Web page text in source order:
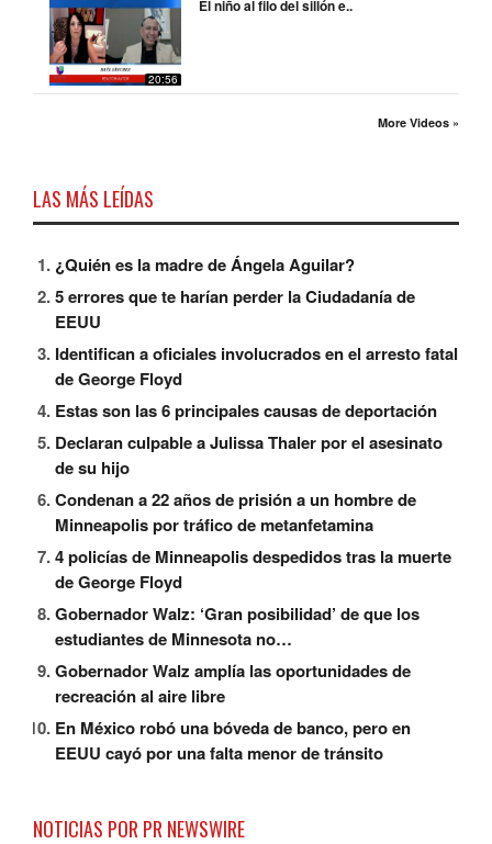
20:56
El niño al filo del sillón e..
More Videos »
LAS MÁS LEÍDAS
¿Quién es la madre de Ángela Aguilar?
5 errores que te harían perder la Ciudadanía de
EEUU
Identifican a oficiales involucrados en el arresto fatal
de George Floyd
Estas son las 6 principales causas de deportación
Declaran culpable a Julissa Thaler por el asesinato
de su hijo
Condenan a 22 años de prisión a un hombre de
Minneapolis por tráfico de metanfetamina
4 policías de Minneapolis despedidos tras la muerte
de George Floyd
Gobernador Walz: ‘Gran posibilidad’ de que los
estudiantes de Minnesota no…
Gobernador Walz amplía las oportunidades de
recreación al aire libre
En México robó una bóveda de banco, pero en
EEUU cayó por una falta menor de tránsito
NOTICIAS POR PR NEWSWIRE